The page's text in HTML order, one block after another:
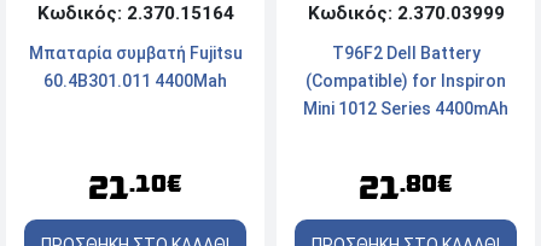
Κωδικός: 2.370.15164
Μπαταρία συμβατή Fujitsu
60.4B301.011 4400Mah
21.10€
Κωδικός: 2.370.03999
T96F2 Dell Battery
(Compatible) for Inspiron
Mini 1012 Series 4400mAh
21.80€